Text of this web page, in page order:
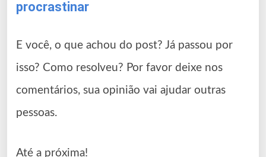
procrastinar
E você, o que achou do post? Já passou por
isso? Como resolveu? Por favor deixe nos
comentários, sua opinião vai ajudar outras
pessoas.
Até a próxima!